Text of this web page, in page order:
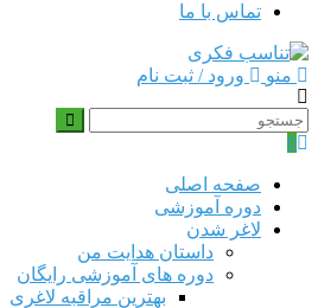
تماس با ما
منو ورود / ثبت نام
0
صفحه اصلی
دوره‌ آموزشی
لاغر شدن
داستان هدایت من
دوره های آموزشی رایگان
بهترین مراقبه لاغری